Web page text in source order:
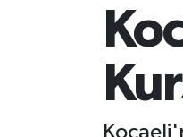
Süper Lig Puan
Son Dakika